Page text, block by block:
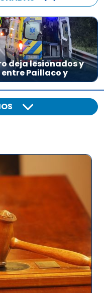
deja lesionados y
Paillaco y